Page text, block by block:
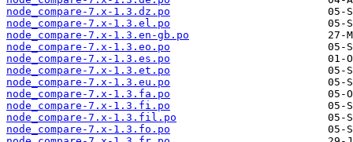
node_compare-7.x-1.3.dz.po
node_compare-7.x-1.3.el.po
node_compare-7.x-1.3.en-gb.po
node_compare-7.x-1.3.eo.po
node_compare-7.x-1.3.es.po
node_compare-7.x-1.3.et.po
node_compare-7.x-1.3.eu.po
node_compare-7.x-1.3.fa.po
node_compare-7.x-1.3.fi.po
node_compare-7.x-1.3.fil.po
node_compare-7.x-1.3.fo.po